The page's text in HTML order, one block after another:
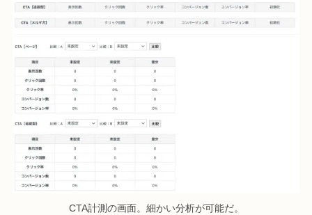
CTA計測の画面。細かい分析が可能だ。